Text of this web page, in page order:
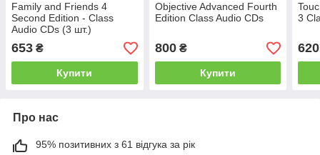
Family and Friends 4
Second Edition - Class
Audio CDs (3 шт.)
653 ₴
Купити
Objective Advanced Fourth
Edition Class Audio CDs
800₴
Купити
3
620
Про нас
95% позитивних з 61 відгука за рік